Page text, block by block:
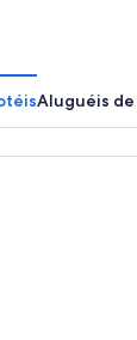
Aluguéis